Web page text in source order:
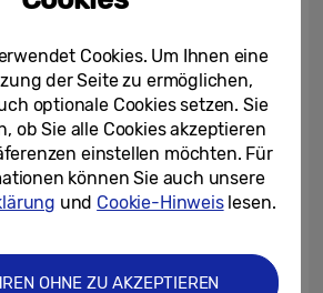
Aktions-TVs oder -Soundbarim
einen modellabhängigen
(Cashback bis max. 2.000 €).
Aktionsgerätes bis spätestens
des vollständigen Namens
Adresse, E-Mail-Adresse,
plus Hochladen des
Cookies. Um Ihnen eine
der Seite zu ermöglichen,
optionale Cookies setzen. Sie
ob Sie alle Cookies akzeptieren
einstellen möchten. Für
können Sie auch unsere
und Cookie-Hinweislesen.
OHNE ZU AKZEPTIEREN